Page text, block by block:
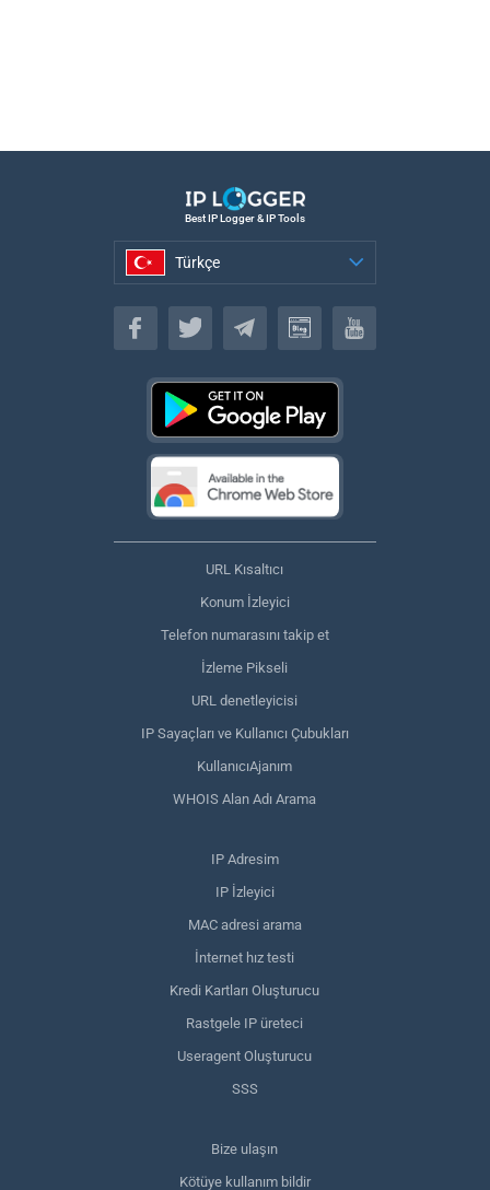
Best IP Logger & IP Tools
Türkçe
Türkçe
URL Kısaltıcı
Konum İzleyici
Telefon numarasını takip et
İzleme Pikseli
URL denetleyicisi
IP Sayaçları ve Kullanıcı Çubukları
KullanıcıAjanım
WHOIS Alan Adı Arama
IP Adresim
IP İzleyici
MAC adresi arama
İnternet hız testi
Kredi Kartları Oluşturucu
Rastgele IP üreteci
Useragent Oluşturucu
SSS
Bize ulaşın
Kötüye kullanım bildir